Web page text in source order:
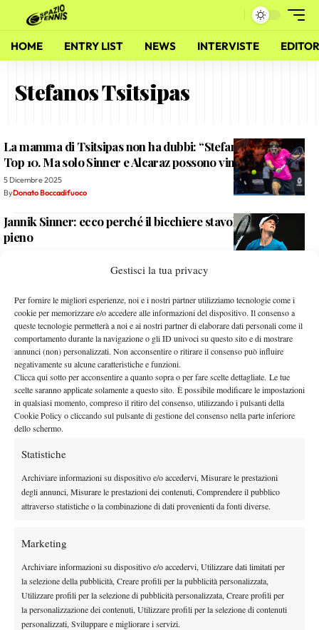
Gestisci la tua privacy
Per fornire le migliori esperienze, noi e i nostri partner utilizziamo tecnologie come i
cookie per memorizzare e/o accedere alle informazioni del dispositivo. Il consenso a
queste tecnologie permetterà a noi e ai nostri partner di elaborare dati personali come il
comportamento durante la navigazione o gli ID univoci su questo sito e di mostrare
annunci (non) personalizzati. Non acconsentire o ritirare il consenso può influire
negativamente su alcune caratteristiche e funzioni.
Clicca qui sotto per acconsentire a quanto sopra o per fare scelte dettagliate. Le tue
scelte saranno applicate solamente a questo sito. È possibile modificare le impostazioni
in qualsiasi momento, compreso il ritiro del consenso, utilizzando i pulsanti della
Cookie Policy o cliccando sul pulsante di gestione del consenso nella parte inferiore
dello schermo.
Statistiche
Archiviare informazioni su dispositivo e/o accedervi, Misurare le prestazioni
degli annunci, Misurare le prestazioni dei contenuti, Comprendere il pubblico
attraverso statistiche o la combinazione di dati provenienti da fonti diverse.
Marketing
Archiviare informazioni su dispositivo e/o accedervi, Utilizzare dati limitati per
la selezione della pubblicità, Creare profili per la pubblicità personalizzata,
Utilizzare profili per la selezione di pubblicità personalizzata, Creare profili per
la personalizzazione dei contenuti, Utilizzare profili per la selezione di contenuti
personalizzati, Sviluppare e migliorare i servizi.
HOME ENTRY LIST NEWS INTERVISTE
Stefanos Tsitsipas
La mamma di Tsitsipas non ha dubbi: “Stefanos tornerà in
Top 10. Ma solo Sinner e Alcaraz possono vincere Slam”
5 Dicembre 2025
ByDonato Boccadifuoco
Jannik Sinner: ecco perché il bicchiere stavolta è mezzo
pieno
Matteo Tinelli (fisioterapista Rune): “Vi racconto Holger,
persona speciale. E quell’episodio dopo Tsitsipas…”
3 Giugno 2022
M. Mosciatti
Ocleppo Jr di nuovo sotto i ferri: “Tsitsipas stava peggio di
me. Spero solo di tornare a divertirmi”
31 Marzo 2022
M. Mosciatti
Facebook
Instagram